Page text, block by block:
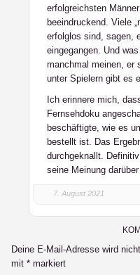
erfolgreichsten
beeindruckend. Viele
erfolglos sind, sagen,
eingegangen. Und
manchmal meinen, er
unter Spielern gibt es
Ich erinnere mich,
Fernsehdoku
beschäftigte, wie es
bestellt ist. Das
durchgeknallt.
seine Meinung
7. August 2021
Deine E-Mail-Adresse wird
mit * markiert